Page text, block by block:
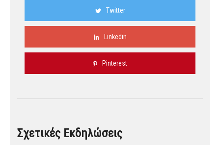
Twitter
Linkedin
Pinterest
Σχετικές Εκδηλώσεις